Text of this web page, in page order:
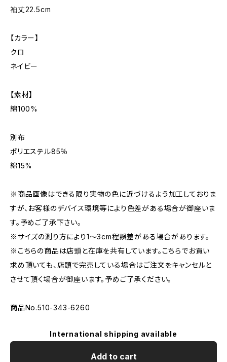
袖丈22.5cm
【カラー】
クロ
ネイビー
【素材】
綿100%
別布
ポリエステル85％
綿15%
※商品画像はできる限り実物の色に近づけるよう加工しておりま
すが、お客様のデバイス環境等により色差がある場合が御座いま
す。予めご了承下さい。
※サイズの測り方により1〜3cm程誤差がある場合があります。
※こちらの商品は店頭と在庫を共有しています。こちらでお買い
求め頂いても、店頭で完売している場合はご注文をキャンセルと
させて頂く場合が御座います。予めご了承ください。
商品No.510-343-6260
International shipping available
Add to cart